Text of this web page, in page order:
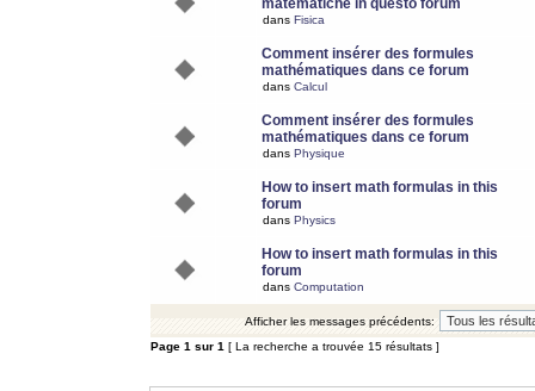
matematiche in questo forum
dans Fisica
Comment insérer des formules
mathématiques dans ce forum
dans Calcul
Comment insérer des formules
mathématiques dans ce forum
dans Physique
How to insert math formulas in this
forum
dans Physics
How to insert math formulas in this
forum
dans Computation
Afficher les messages précédents:
Page 1 sur 1 [ La recherche a trouvée 15 résultats ]